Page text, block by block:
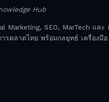
Hub
Marketing, SEO, MarTech และ
รตลาดไทย พร้อมกลยุทธ์ เครื่อง